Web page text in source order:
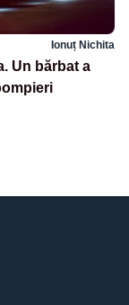
Ionuț Nichita
Un bărbat a